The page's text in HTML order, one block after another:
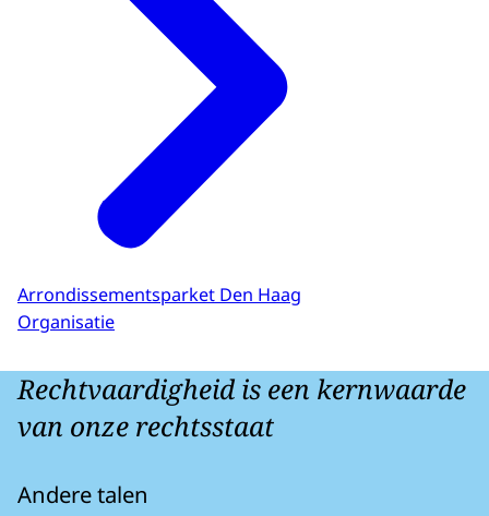
Arrondissementsparket Den Haag
Organisatie
Rechtvaardigheid is een kernwaarde
van onze rechtsstaat
Andere talen